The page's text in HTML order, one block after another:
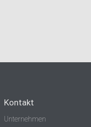
Kontakt
Unternehmen